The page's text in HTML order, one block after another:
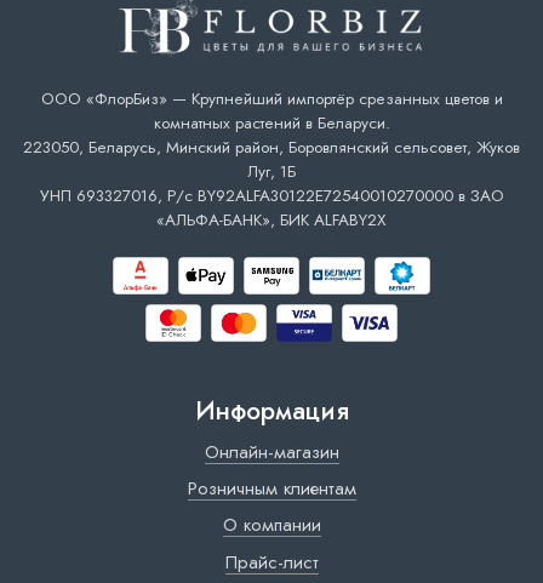
ООО «ФлорБиз» — Крупнейший импортёр срезанных цветов и
комнатных растений в Беларуси.
223050, Беларусь, Минский район, Боровлянский сельсовет, Жуков
Луг, 1Б
УНП 693327016, Р/с BY92ALFA30122E72540010270000 в ЗАО
«АЛЬФА-БАНК», БИК ALFABY2X
Информация
Онлайн-магазин
Розничным клиентам
О компании
Прайс-лист